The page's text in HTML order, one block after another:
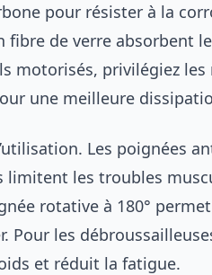
pour résister à la
fibre de verre absorbent
motorisés, privilégiez
une meilleure
Les poignées
limitent les troubles
rotative à 180°
Pour les
et réduit la fatigue.